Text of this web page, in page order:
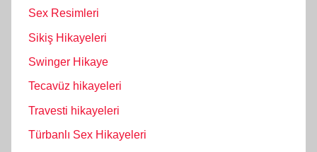
Sex Resimleri
Sikiş Hikayeleri
Swinger Hikaye
Tecavüz hikayeleri
Travesti hikayeleri
Türbanlı Sex Hikayeleri